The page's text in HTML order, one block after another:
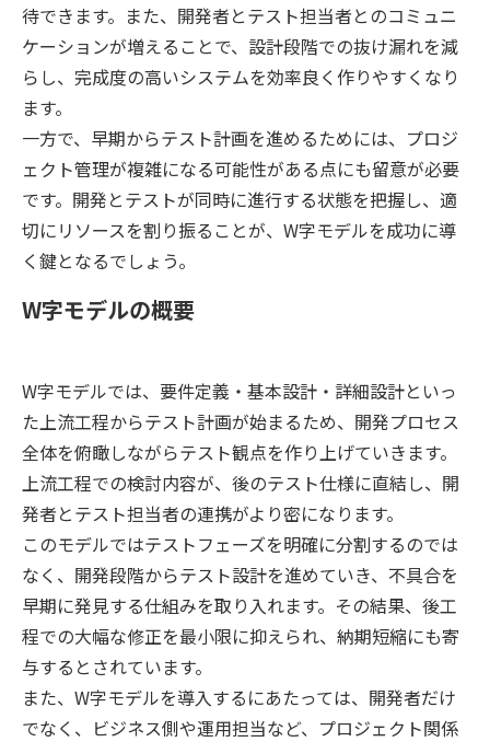
待できます。また、開発者とテスト担当者とのコミュニ
ケーションが増えることで、設計段階での抜け漏れを減
らし、完成度の高いシステムを効率良く作りやすくなり
ます。
一方で、早期からテスト計画を進めるためには、プロジ
ェクト管理が複雑になる可能性がある点にも留意が必要
です。開発とテストが同時に進行する状態を把握し、適
切にリソースを割り振ることが、W字モデルを成功に導
く鍵となるでしょう。
W字モデルの概要
W字モデルでは、要件定義・基本設計・詳細設計といっ
た上流工程からテスト計画が始まるため、開発プロセス
全体を俯瞰しながらテスト観点を作り上げていきます。
上流工程での検討内容が、後のテスト仕様に直結し、開
発者とテスト担当者の連携がより密になります。
このモデルではテストフェーズを明確に分割するのでは
なく、開発段階からテスト設計を進めていき、不具合を
早期に発見する仕組みを取り入れます。その結果、後工
程での大幅な修正を最小限に抑えられ、納期短縮にも寄
与するとされています。
また、W字モデルを導入するにあたっては、開発者だけ
でなく、ビジネス側や運用担当など、プロジェクト関係